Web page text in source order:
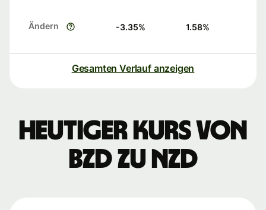
Ändern -3.35% 1.58%
Gesamten Verlauf anzeigen
Heutiger Kurs von
BZD zu NZD